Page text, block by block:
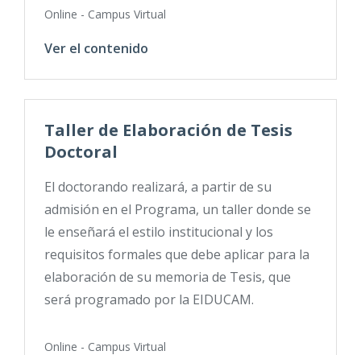
Online - Campus Virtual
Ver el contenido
Taller de Elaboración de Tesis
Doctoral
El doctorando realizará, a partir de su
admisión en el Programa, un taller donde se
le enseñará el estilo institucional y los
requisitos formales que debe aplicar para la
elaboración de su memoria de Tesis, que
será programado por la EIDUCAM.
Online - Campus Virtual